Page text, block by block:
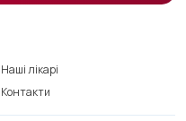
Наші лікарі
Контакти